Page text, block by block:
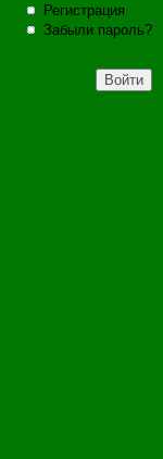
Регистрация
Забыли пароль?